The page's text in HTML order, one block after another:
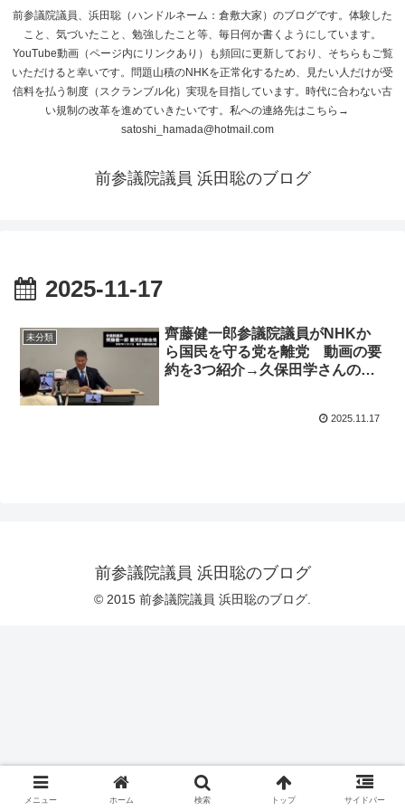
前参議院議員、浜田聡（ハンドルネーム：倉敷大家）のブログです。体験した
こと、気づいたこと、勉強したこと等、毎日何か書くようにしています。
YouTube動画（ページ内にリンクあり）も頻回に更新しており、そちらもご覧
いただけると幸いです。問題山積のNHKを正常化するため、見たい人だけが受
信料を払う制度（スクランブル化）実現を目指しています。時代に合わない古
い規制の改革を進めていきたいです。私への連絡先はこちら→
satoshi_hamada@hotmail.com
前参議院議員 浜田聡のブログ
2025-11-17
未分類
齊藤健一郎参議院議員がNHKか
ら国民を守る党を離党 動画の要
約を3つ紹介→久保田学さんの繰
2025.11.17
前参議院議員 浜田聡のブログ
© 2015 前参議院議員 浜田聡のブログ.
メニュー ホーム 検索 トップ サイドバー